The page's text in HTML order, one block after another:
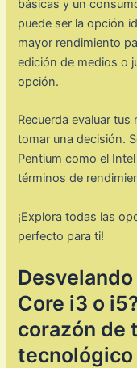
básicas y un
puede ser la opción
mayor rendimiento
edición de medios o
opción.
Recuerda evaluar
tomar una decisión.
Pentium como el
términos de
¡Explora todas las
perfecto para ti!
Core i3 o
corazón de
tecnológico